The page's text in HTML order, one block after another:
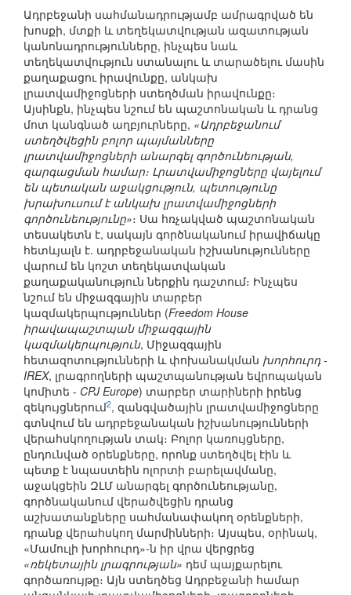
Ադրբեջանի սահմանադրությամբ ամրագրված են
խոսքի, մտքի և տեղեկատվության ազատության
կանոնադրությունները, ինչպես նաև
տեղեկատվություն ստանալու և տարածելու մասին
քաղաքացու իրավունքը, անկախ
լրատվամիջոցների ստեղծման իրավունքը։
Այսինքն, ինչպես նշում են պաշտոնական և դրանց
մոտ կանգնած աղբյուրները, «Ադրբեջանում
ստեղծվեցին բոլոր պայմանները
լրատվամիջոցների անարգել գործունեության,
զարգացման համար։ Լրատվամիջոցները վայելում
են պետական աջակցություն, պետությունը
խրախուսում է անկախ լրատվամիջոցների
գործունեությունը»։ Սա հռչակված պաշտոնական
տեսակետն է, սակայն գործնականում իրավիճակը
հետևյալն է. ադրբեջանական իշխանությունները
վարում են կոշտ տեղեկատվական
քաղաքականություն ներքին դաշտում։ Ինչպես
նշում են միջազգային տարբեր
կազմակերպություններ (Freedom House
իրավապաշտպան միջազգային
կազմակերպություն, Միջազգային
հետազոտությունների և փոխանակման խորհուրդ -
IREX, լրագրողների պաշտպանության եվրոպական
կոմիտե - CPJ Europe) տարբեր տարիների իրենց
զեկույցներում2, զանգվածային լրատվամիջոցները
գտնվում են ադրբեջանական իշխանությունների
վերահսկողության տակ։ Բոլոր կառույցները,
ընդունված օրենքները, որոնք ստեղծվել էին և
պետք է նպաստեին ոլորտի բարելավմանը,
աջակցեին ԶԼՄ անարգել գործունեությանը,
գործնականում վերածվեցին դրանց
աշխատանքները սահմանափակող օրենքների,
դրանք վերահսկող մարմինների։ Այսպես, օրինակ,
«Մամուլի խորհուրդ»-ն իր վրա վերցրեց
«ռեկետային լրագրության» դեմ պայքարելու
գործառույթը։ Այն ստեղծեց Ադրբեջանի համար